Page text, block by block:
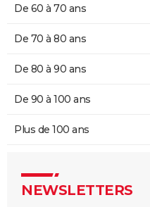
De 60 à 70 ans
De 70 à 80 ans
De 80 à 90 ans
De 90 à 100 ans
Plus de 100 ans
NEWSLETTERS